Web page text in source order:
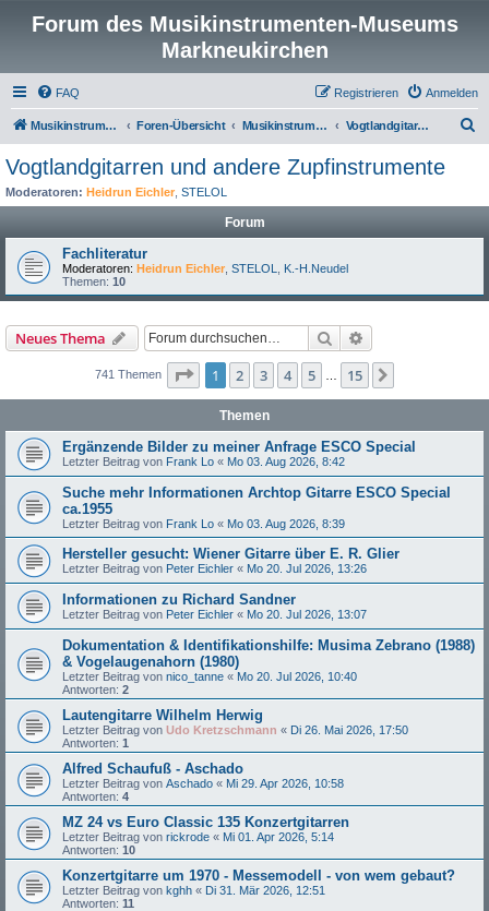
Forum des Musikinstrumenten-Museums
Markneukirchen
FAQ Anmelden
Registrieren
Musikinstrumenten-Museum Foren-Übersicht Musikinstrumentenmuseum Markneukirchen Vogtlandgitarren und andere Zupfinstrumente
Vogtlandgitarren und andere Zupfinstrumente
Moderatoren: Heidrun Eichler STELOL
Forum
Fachliteratur
Moderatoren: Heidrun Eichler STELOL
K.-H.Neudel
Themen: 10
Neues Thema Suche
741 Themen Seite 1von 15
1 2 3 4 5 15
Themen
Ergänzende Bilder zu meiner Anfrage ESCO Special
Letzter Beitrag von Frank Lo « Mo 03. Aug 2026, 8:42
Suche mehr Informationen Archtop Gitarre ESCO Special
ca.1955
Letzter Beitrag von Frank Lo « Mo 03. Aug 2026, 8:39
Hersteller gesucht: Wiener Gitarre über E. R. Glier
Letzter Beitrag von Peter Eichler « Mo 20. Jul 2026, 13:26
Informationen zu Richard Sandner
Letzter Beitrag von Peter Eichler « Mo 20. Jul 2026, 13:07
Dokumentation & Identifikationshilfe: Musima Zebrano (1988)
& Vogelaugenahorn (1980)
Letzter Beitrag von nico_tanne « Mo 20. Jul 2026, 10:40
Antworten: 2
Lautengitarre Wilhelm Herwig
Letzter Beitrag von Udo Kretzschmann « Di 26. Mai 2026, 17:50
Antworten: 1
Alfred Schaufuß - Aschado
Letzter Beitrag von Aschado « Mi 29. Apr 2026, 10:58
Antworten: 4
MZ 24 vs Euro Classic 135 Konzertgitarren
Letzter Beitrag von rickrode « Mi 01. Apr 2026, 5:14
Antworten: 10
Konzertgitarre um 1970 - Messemodell - von wem gebaut?
Letzter Beitrag von kghh « Di 31. Mär 2026, 12:51
Antworten: 11